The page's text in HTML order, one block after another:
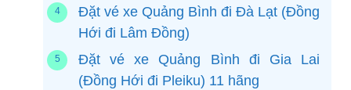
Đặt vé xe Quảng Bình đi Đà Lạt (Đồng
Hới đi Lâm Đồng)
Đặt vé xe Quảng Bình đi Gia Lai
(Đồng Hới đi Pleiku) 11 hãng